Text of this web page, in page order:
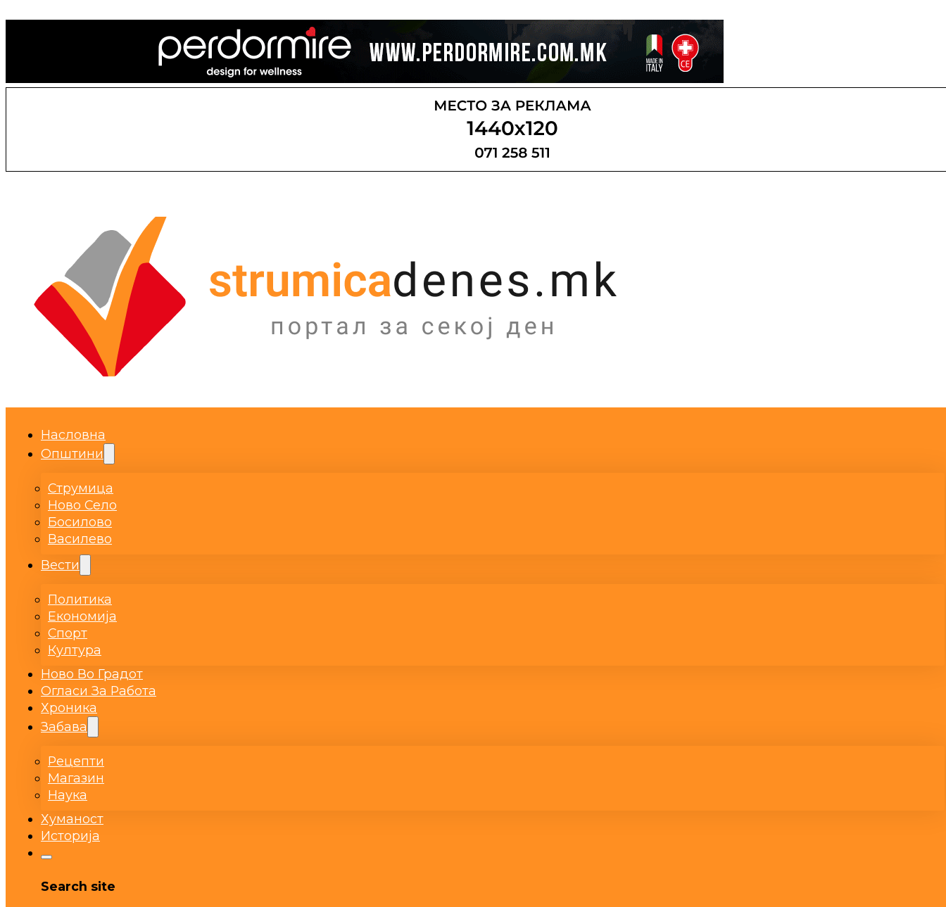
Насловна
Општини
Струмица
Ново Село
Босилово
Василево
Вести
Политика
Економија
Спорт
Култура
Ново Во Градот
Огласи За Работа
Хроника
Забава
Рецепти
Магазин
Наука
Хуманост
Историја
Search site